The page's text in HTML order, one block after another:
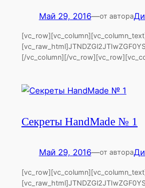
Май 29, 2016—от автора
[/vc_column][/
Секреты HandMade № 1
Май 29, 2016—от автора